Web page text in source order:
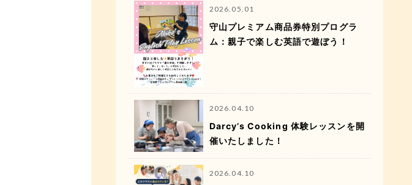
2026.05.01
守山プレミアム商品券特別プログラ
ム：親子で楽しむ英語で遊ぼう！
2026.04.10
Darcy’s Cooking 体験レッスンを開
催いたしました！
2026.04.10